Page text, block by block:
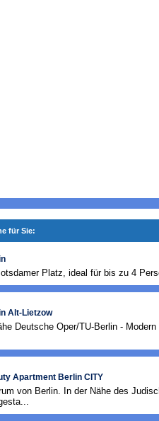
für Sie:
Platz, ideal für bis zu 4
Alt-Lietzow
Deutsche Oper/TU-Berlin -
Apartment Berlin CITY
von Berlin. In der Nähe des